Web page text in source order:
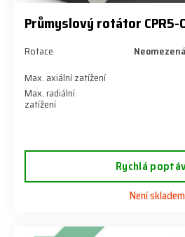
Průmyslový rotátor CPR5-
Rotace
Max. axiální zatížení
Max. radiální
zatížení
Rychlá
Není skladem